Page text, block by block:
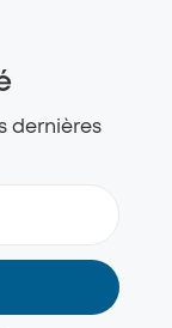
dernières